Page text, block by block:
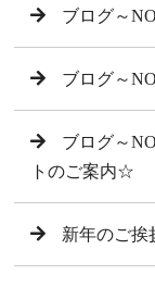
ブログ～
ブログ～
ブログ～
トのご案内☆
新年のご挨